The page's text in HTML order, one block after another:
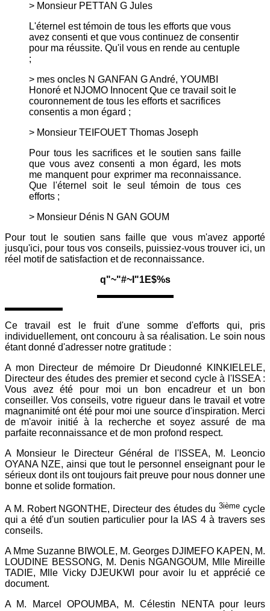
> Monsieur PETTAN G Jules
L'éternel est témoin de tous les efforts que vous
avez consenti et que vous continuez de consentir
pour ma réussite. Qu'il vous en rende au centuple
;
> mes oncles N GANFAN G André, YOUMBI
Honoré et NJOMO Innocent Que ce travail soit le
couronnement de tous les efforts et sacrifices
consentis a mon égard ;
> Monsieur TEIFOUET Thomas Joseph
Pour tous les sacrifices et le soutien sans faille
que vous avez consenti a mon égard, les mots
me manquent pour exprimer ma reconnaissance.
Que l'éternel soit le seul témoin de tous ces
efforts ;
> Monsieur Dénis N GAN GOUM
Pour tout le soutien sans faille que vous m'avez apporté
jusqu'ici, pour tous vos conseils, puissiez-vous trouver ici, un
réel motif de satisfaction et de reconnaissance.
q"~"#~I"1E$%s
Ce travail est le fruit d'une somme d'efforts qui, pris
individuellement, ont concouru à sa réalisation. Le soin nous
étant donné d'adresser notre gratitude :
A mon Directeur de mémoire Dr Dieudonné KINKIELELE,
Directeur des études des premier et second cycle à l'ISSEA :
Vous avez été pour moi un bon encadreur et un bon
conseiller. Vos conseils, votre rigueur dans le travail et votre
magnanimité ont été pour moi une source d'inspiration. Merci
de m'avoir initié à la recherche et soyez assuré de ma
parfaite reconnaissance et de mon profond respect.
A Monsieur le Directeur Général de l'ISSEA, M. Leoncio
OYANA NZE, ainsi que tout le personnel enseignant pour le
sérieux dont ils ont toujours fait preuve pour nous donner une
bonne et solide formation.
A M. Robert NGONTHE, Directeur des études du3ième cycle
qui a été d'un soutien particulier pour la IAS 4 à travers ses
conseils.
A Mme Suzanne BIWOLE, M. Georges DJIMEFO KAPEN, M.
LOUDINE BESSONG, M. Denis NGANGOUM, Mlle Mireille
TADIE, Mlle Vicky DJEUKWI pour avoir lu et apprécié ce
document.
A M. Marcel OPOUMBA, M. Célestin NENTA pour leurs